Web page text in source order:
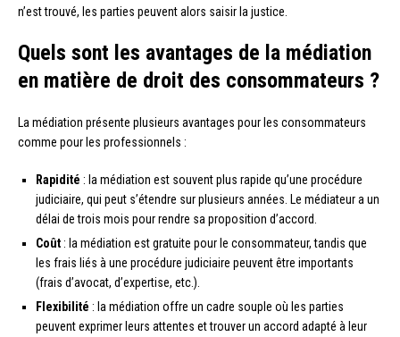
n’est trouvé, les parties peuvent alors saisir la justice.
Quels sont les avantages de la médiation
en matière de droit des consommateurs ?
La médiation présente plusieurs avantages pour les consommateurs
comme pour les professionnels :
Rapidité : la médiation est souvent plus rapide qu’une procédure
judiciaire, qui peut s’étendre sur plusieurs années. Le médiateur a un
délai de trois mois pour rendre sa proposition d’accord.
Coût : la médiation est gratuite pour le consommateur, tandis que
les frais liés à une procédure judiciaire peuvent être importants
(frais d’avocat, d’expertise, etc.).
Flexibilité : la médiation offre un cadre souple où les parties
peuvent exprimer leurs attentes et trouver un accord adapté à leur